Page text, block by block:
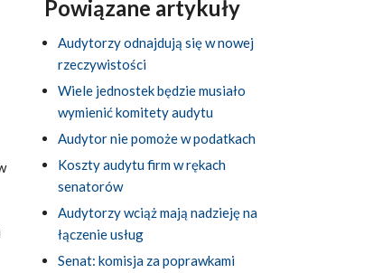
Powiązane artykuły
Audytorzy odnajdują się w nowej
rzeczywistości
Wiele jednostek będzie musiało
wymienić komitety audytu
Audytor nie pomoże w podatkach
Koszty audytu firm w rękach
senatorów
Audytorzy wciąż mają nadzieję na
łączenie usług
Senat: komisja za poprawkami